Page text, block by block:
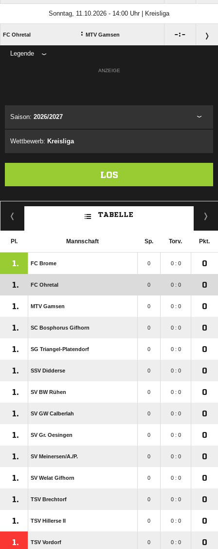
Sonntag, 11.10.2026 - 14:00 Uhr | Kreisliga
FC Ohretal : MTV Gamsen :
Legende
ANZEIGE
Saison: 2026/2027
Wettbewerb: Kreisliga
LOS
TABELLE
Pl. Mannschaft Sp. Torv. Pkt.
1. FC Brome 0 0 : 0 0
1. FC Ohretal 0 0 : 0 0
1. MTV Gamsen 0 0 : 0 0
1. SC Bosphorus Gifhorn 0 0 : 0 0
1. SG Triangel-Platendorf 0 0 : 0 0
1. SSV Didderse 0 0 : 0 0
1. SV BW Rühen 0 0 : 0 0
1. SV GW Calberlah 0 0 : 0 0
1. SV Gr. Oesingen 0 0 : 0 0
1. SV Meinersen/​A./​P. 0 0 : 0 0
1. SV Welat Gifhorn 0 0 : 0 0
1. TSV Brechtorf 0 0 : 0 0
1. TSV Hillerse II 0 0 : 0 0
1. TSV Vordorf 0 0 : 0 0